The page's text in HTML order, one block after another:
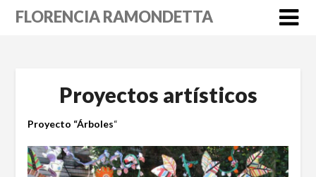
SkipFLORENCIA RAMONDETTA
Proyectos artísticos
Proyecto “Árboles“